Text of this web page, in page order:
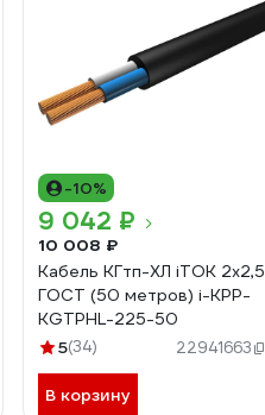
-10%
9 042 ₽
10 008 ₽
Кабель КГтп-ХЛ iTOK 2x2,5
ГОСТ (50 метров) i-KPP-
KGTPHL-225-50
5(34) 22941663
В корзину